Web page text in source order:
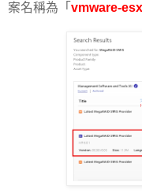
案名稱為「 vmware-